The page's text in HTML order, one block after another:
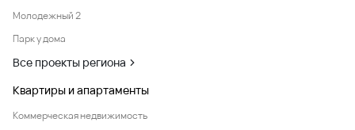
Молодежный 2
Парк у дома
Все проекты региона
Квартиры и апартаменты
Коммерческая недвижимость